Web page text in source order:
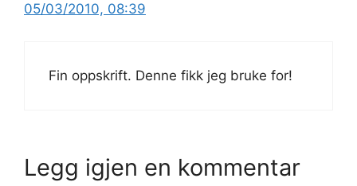
05/03/2010, 08:39
Fin oppskrift. Denne fikk jeg bruke for!
Legg igjen en kommentar